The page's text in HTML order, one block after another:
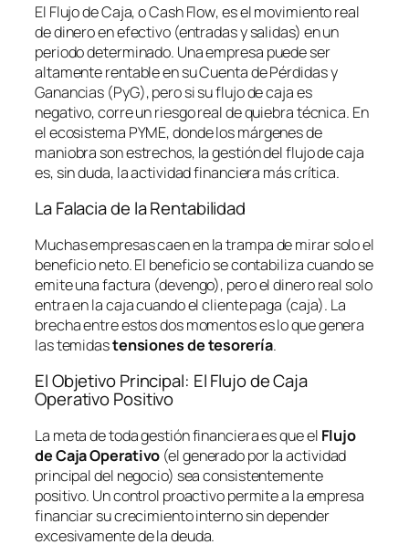
El Flujo de Caja, oCash Flow, es el movimiento real
de dinero en efectivo (entradas y salidas) en un
periodo determinado. Una empresa puede ser
altamente rentable en su Cuenta de Pérdidas y
Ganancias (PyG), pero si su flujo de caja es
negativo, corre un riesgo real de quiebra técnica. En
el ecosistema PYME, donde los márgenes de
maniobra son estrechos, la gestión del flujo de caja
es, sin duda, la actividad financiera más crítica.
La Falacia de la Rentabilidad
Muchas empresas caen en la trampa de mirar solo el
beneficio neto. El beneficio se contabiliza cuando se
emite una factura (devengo), pero el dinero real solo
entra en la caja cuando el cliente paga (caja). La
brecha entre estos dos momentos es lo que genera
las temidastensiones de tesorería.
El Objetivo Principal: El Flujo de Caja
Operativo Positivo
La meta de toda gestión financiera es que el Flujo
de Caja Operativo (el generado por la actividad
principal del negocio) sea consistentemente
positivo. Un control proactivo permite a la empresa
financiar su crecimiento interno sin depender
excesivamente de la deuda.